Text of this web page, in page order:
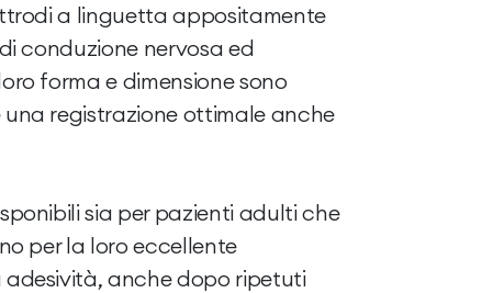
a linguetta appositamente
conduzione nervosa ed
forma e dimensione sono
registrazione ottimale anche
sia per pazienti adulti che
per la loro eccellente
anche dopo ripetuti